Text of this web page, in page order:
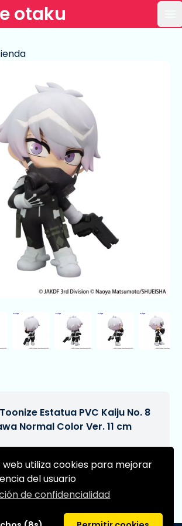
web utiliza cookies para mejorar
del usuario
de confidencialidad
otaku
Estatua PVC Kaiju No. 8
Normal Color Ver. 11 cm
prevista: